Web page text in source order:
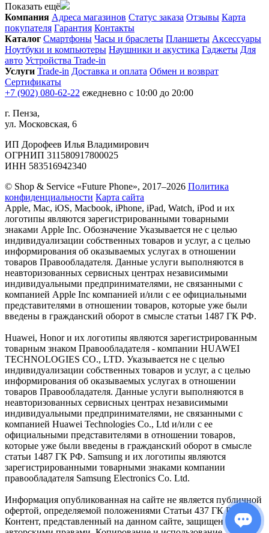
Показать ещё
Компания Адреса магазинов Статус заказа Отзывы Карта
покупателя Гарантия Контакты
Каталог Смартфоны Часы и браслеты Планшеты Аксессуары
Ноутбуки и компьютеры Наушники и акустика Гаджеты Для
авто Устройства Trade-in
Услуги Trade-in Доставка и оплата Обмен и возврат
Сертификаты
+7 (902) 080-62-22 ежедневно с 10:00 до 20:00
г. Пенза,
ул. Московская, 6
ИП Дорофеев Илья Владимирович
ОГРНИП 311580917800025
ИНН 583516942340
© Shop & Service «Future Phone», 2017–2026 Политика
конфиденциальности Карта сайта
Apple, Mac, iOS, Macbook, iPhone, iPad, Watch, iPod и их
логотипы являются зарегистрированными товарными
знаками Apple Inc. Обозначение Указывается не с целью
индивидуализации собственных товаров и услуг, а с целью
информирования об оказываемых услугах в отношении
товаров Правообладателя. Данные услуги выполняются в
неавторизованных сервисных центрах независимыми
индивидуальными предпринимателями, не связанными с
компанией Apple Inc компанией и/или с ее официальными
представителями в отношении товаров, которые уже были
введены в гражданский оборот в смысле статьи 1487 ГК РФ.
Huawei, Honor и их логотипы являются зарегистрированным
товарным знаком Правообладателя - компании HUAWEI
TECHNOLOGIES CO., LTD. Указывается не с целью
индивидуализации собственных товаров и услуг, а с целью
информирования об оказываемых услугах в отношении
товаров Правообладателя. Данные услуги выполняются в
неавторизованных сервисных центрах независимыми
индивидуальными предпринимателями, не связанными с
компанией Huawei Technologies Co., Ltd и/или с ее
официальными представителями в отношении товаров,
которые уже были введены в гражданский оборот в смысле
статьи 1487 ГК РФ. Samsung и их логотипы являются
зарегистрированными товарными знаками компании
правообладателя Samsung Electronics Co. Ltd.
Информация опубликованная на сайте не является публичной
офертой, определяемой положениями Статьи 437 ГК РФ.
Контент, представленный на данном сайте, защищен